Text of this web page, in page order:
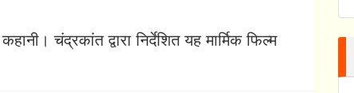
चंद्रकांत द्वारा निर्देशित यह मार्मिक फिल्म